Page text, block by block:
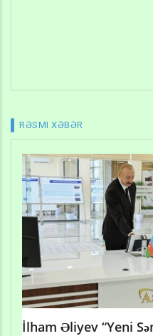
RƏSMI XƏBƏR
İlham Əliyev “Yeni